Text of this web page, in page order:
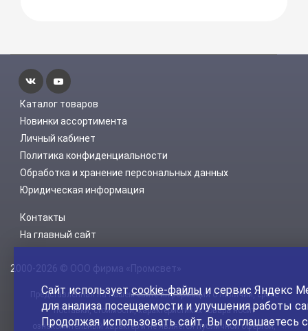
Каталог товаров
Новинки ассортимента
Личный кабинет
Политика конфиденциальности
Обработка и хранение персональных данных
Юридическая информация
Контакты
На главный сайт
2000-2026 © ООО фирма «Промсвет»
Представленная на нашем сайте информация о наличии, сроке
поставки, стоимости, характеристиках товара носит
ознакомительный характер и не является публичной офертой,
Сайт используетcookie-файлы и сервис Яндекс
для анализа посещаемости и улучшения работы
Продолжая использовать сайт, Вы соглашаетесь